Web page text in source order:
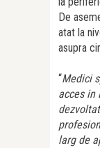
De
atat la
asupra
“Medici
acces in
larg de